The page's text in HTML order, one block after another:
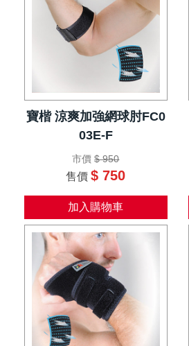
寶楷 涼爽加強網球肘FC0
03E-F
市價 $ 950
售價 $ 750
加入購物車